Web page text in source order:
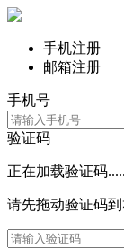
手机注册
邮箱注册
手机号
验证码
正在加载验证码
请先拖动验证码